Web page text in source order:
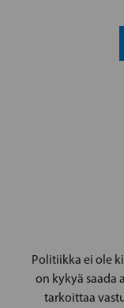
Politiikka ei ole
on kykyä saada
tarkoittaa